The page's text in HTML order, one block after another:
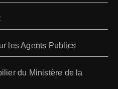
les Agents Publics
du Ministère de la